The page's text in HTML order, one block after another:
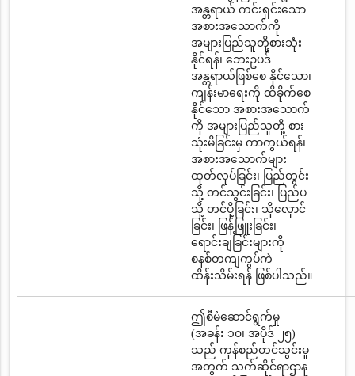
အန္တရာယ် ကင်းရှင်းသော
အစားအသောက်ကို
အများပြည်သူတို့စားသုံး
နိုင်ရန်၊ ဘေးဥပဒ်
အန္တရာယ်ဖြစ်စေ နိုင်သော၊
ကျန်းမာရေးကို ထိခိုက်စေ
နိုင်သော အစားအသောက်
ကို အများပြည်သူတို့ စား
သုံးမိခြင်းမှ ကာကွယ်ရန်၊
အစားအသောက်များ
ထုတ်လုပ်ခြင်း၊ ပြည်တွင်း
သို့ တင်သွင်းခြင်း၊ ပြည်ပ
သို့ တင်ပို့ခြင်း၊ သိုလှောင်
ခြင်း၊ ဖြန့်ဖြူးခြင်း၊
ရောင်းချခြင်းများကို
စနစ်တကျကွပ်ကဲ
ထိန်းသိမ်းရန် ဖြစ်ပါသည်။
ဤစီမံဆောင်ရွက်မှု
(အခန်း ၁၀၊ အပိုဒ် ၂၅)
သည် ကုန်စည်တင်သွင်းမှု
အတွက် သက်ဆိုင်ရာဌာန